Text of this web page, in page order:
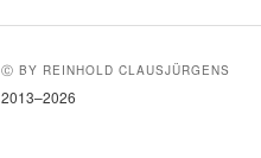
Ⓒ BY REINHOLD CLAUSJÜRGENS
2013–2026